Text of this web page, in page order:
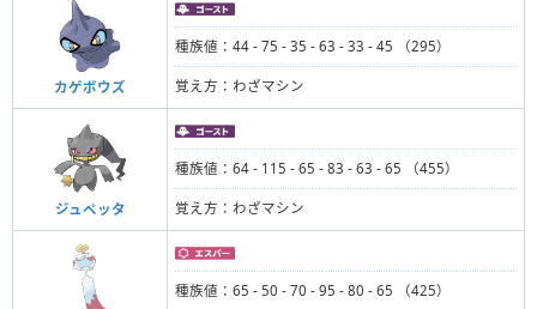
カゲボウズ
種族値：44 - 75 - 35 - 63 - 33 - 45 （295）
覚え方：わざマシン
ジュペッタ
種族値：64 - 115 - 65 - 83 - 63 - 65 （455）
覚え方：わざマシン
種族値：65 - 50 - 70 - 95 - 80 - 65 （425）